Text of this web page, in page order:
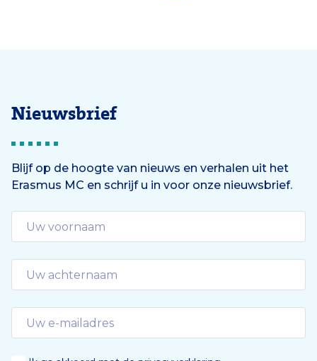
Nieuwsbrief
Blijf op de hoogte van nieuws en verhalen uit het
Erasmus MC en schrijf u in voor onze nieuwsbrief.